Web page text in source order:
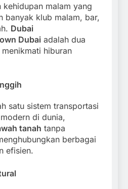
kehidupan malam yang
banyak klub malam, bar,
Dubai
Dubai adalah dua
hiburan
satu sistem transportasi
di dunia,
tanah tanpa
berbagai
efisien.